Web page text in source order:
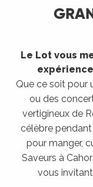
Le Lot vous
Que ce soit pour
ou des
vertigineux de
célèbre pendant
pour manger,
Saveurs à
vous